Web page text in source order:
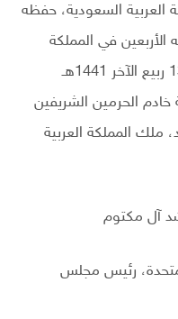
العربية السعودية، حفظه
الأربعين في المملكة
العربية السعودية، في يوم الثلاثاء 13 ربيع الآخر 1441هـ
2019م، برئاسة خادم الحرمين الشريفين
ملك المملكة العربية
آل مكتوم
رئيس مجلس